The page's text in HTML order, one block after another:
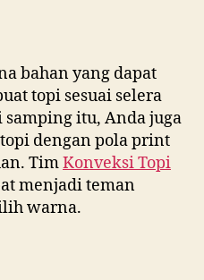
bahan yang dapat
topi sesuai selera
itu, Anda juga
dengan pola print
TimKonveksi Topi
menjadi teman
warna.